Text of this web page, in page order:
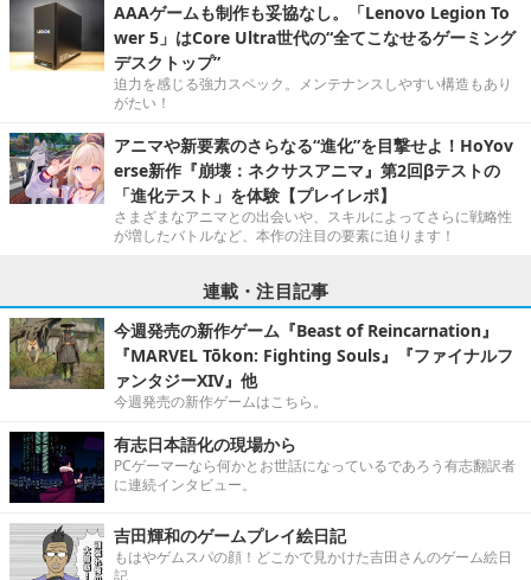
AAAゲームも制作も妥協なし。「Lenovo Legion To
wer 5」はCore Ultra世代の“全てこなせるゲーミング
デスクトップ”
迫力を感じる強力スペック。メンテナンスしやすい構造もあり
がたい！
アニマや新要素のさらなる“進化”を目撃せよ！HoYov
erse新作『崩壊：ネクサスアニマ』第2回βテストの
「進化テスト」を体験【プレイレポ】
さまざまなアニマとの出会いや、スキルによってさらに戦略性
が増したバトルなど、本作の注目の要素に迫ります！
連載・注目記事
今週発売の新作ゲーム『Beast of Reincarnation』
『MARVEL Tōkon: Fighting Souls』『ファイナルフ
ァンタジーXIV』他
今週発売の新作ゲームはこちら。
有志日本語化の現場から
PCゲーマーなら何かとお世話になっているであろう有志翻訳者
に連続インタビュー。
吉田輝和のゲームプレイ絵日記
もはやゲムスパの顔！どこかで見かけた吉田さんのゲーム絵日
記